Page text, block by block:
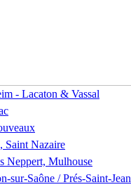
- Lacaton & Vassal
Saint Nazaire
Neppert, Mulhouse
sur-Saône / Prés-Saint-Jean